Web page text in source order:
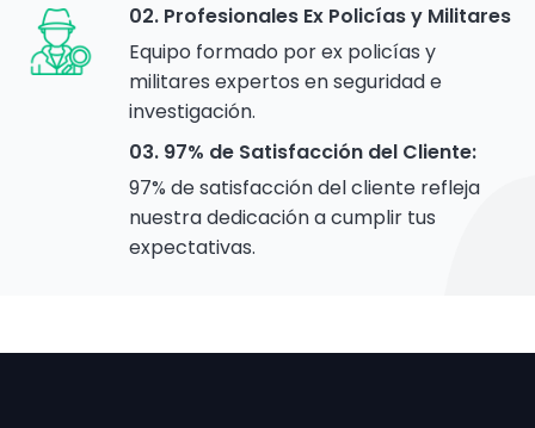
02. Profesionales Ex Policías y Militares
Equipo formado por ex policías y
militares expertos en seguridad e
investigación.
03. 97% de Satisfacción del Cliente:
97% de satisfacción del cliente refleja
nuestra dedicación a cumplir tus
expectativas.